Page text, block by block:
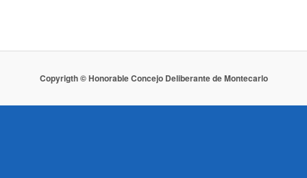
Copyrigth © Honorable Concejo Deliberante de Montecarlo